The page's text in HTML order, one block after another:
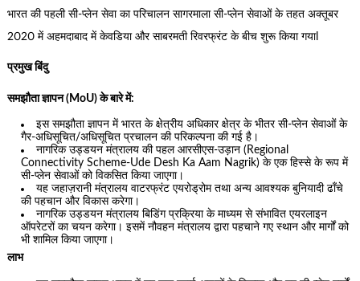
भारत की पहली सी-प्लेन सेवा का परिचालन सागरमाला सी-प्लेन सेवाओं के तहत अक्तूबर
2020 में अहमदाबाद में केवडिया और साबरमती रिवरफ्रंट के बीच शुरू किया गयाl
प्रमुख बिंदु
समझौता ज्ञापन (MoU) के बारे में:
इस समझौता ज्ञापन में भारत के क्षेत्रीय अधिकार क्षेत्र के भीतर सी-प्लेन सेवाओं के
गैर-अधिसूचित/अधिसूचित प्रचालन की परिकल्पना की गई है।
नागरिक उड्डयन मंत्रालय की पहल आरसीएस-उड़ान (Regional
Connectivity Scheme-Ude Desh Ka Aam Nagrik) के एक हिस्से के रूप में
सी-प्लेन सेवाओं को विकसित किया जाएगा।
यह जहाज़रानी मंत्रालय वाटरफ्रंट एयरोड्रोम तथा अन्य आवश्यक बुनियादी ढाँचे
की पहचान और विकास करेगा।
नागरिक उड्डयन मंत्रालय बिडिंग प्रक्रिया के माध्यम से संभावित एयरलाइन
ऑपरेटरों का चयन करेगा। इसमें नौवहन मंत्रालय द्वारा पहचाने गए स्थान और मार्गों को
भी शामिल किया जाएगा।
लाभ